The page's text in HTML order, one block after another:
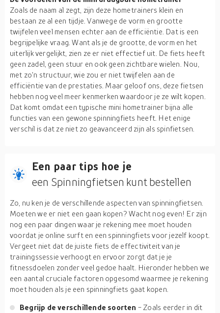
Zoals de naam al zegt, zijn deze hometrainers klein en
bestaan ze al een tijdje. Vanwege de vorm en grootte
twijfelen veel mensen echter aan de efficiëntie. Dat is een
begrijpelijke vraag. Want als je de grootte, de vorm en het
uiterlijk vergelijkt, zien ze er niet effectief uit. De fiets heeft
geen zadel, geen stuur en ook geen zichtbare wielen. Nou,
met zo'n structuur, wie zou er niet twijfelen aan de
efficiëntie van de prestaties. Maar geloof ons, deze fietsen
hebben nog veel meer kenmerken waardoor je ze wilt kopen.
Dat komt omdat een typische mini hometrainer bijna alle
functies van een gewone spinningfiets heeft. Het enige
verschil is dat ze niet zo geavanceerd zijn als spinfietsen.
Een paar tips hoe je
een Spinningfietsen kunt bestellen
Zo, nu ken je de verschillende aspecten van spinningfietsen.
Moeten we er niet een gaan kopen? Wacht nog even! Er zijn
nog een paar dingen waar je rekening mee moet houden
voordat je online surft en een spinningfiets voor jezelf koopt.
Vergeet niet dat de juiste fiets de effectiviteit van je
trainingssessie verhoogt en ervoor zorgt dat je je
fitnessdoelen zonder veel gedoe haalt. Hieronder hebben we
een aantal cruciale factoren opgesomd waarmee je rekening
moet houden als je een spinningfiets gaat kopen.
Begrijp de verschillende soorten - Zoals eerder in dit